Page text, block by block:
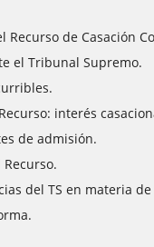
Recurso de Casación
el Tribunal Supremo.
interés
de admisión.
del TS en materia